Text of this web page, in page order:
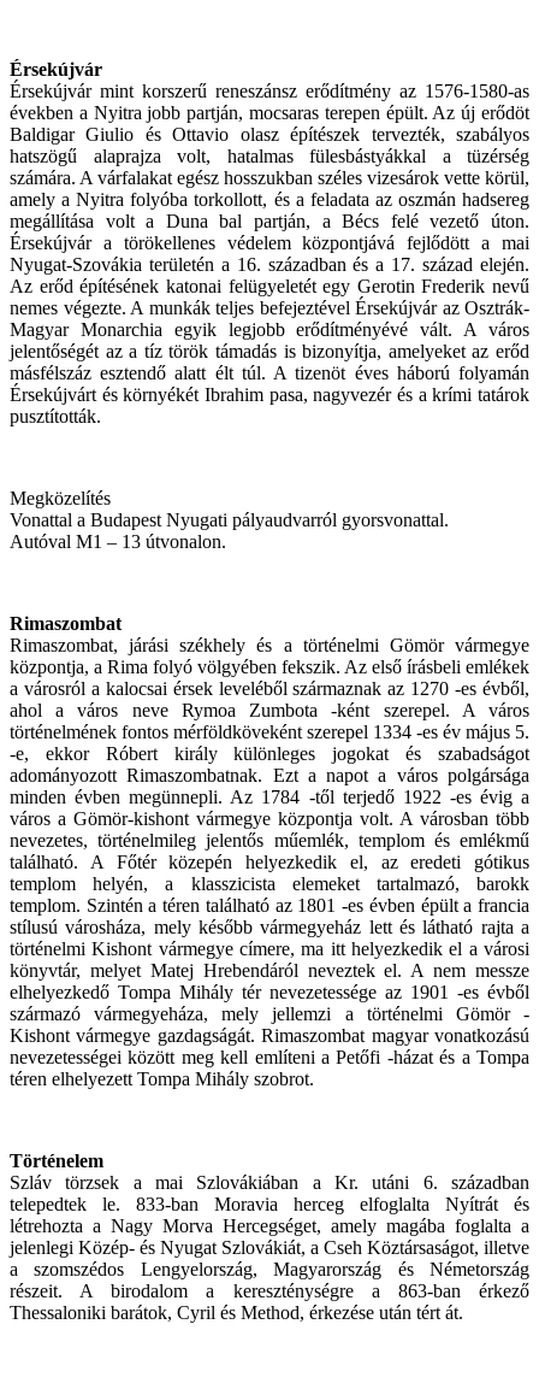
Érsekújvár
Érsekújvár mint korszerű reneszánsz erődítmény az 1576-1580-as
években a Nyitra jobb partján, mocsaras terepen épült. Az új erődöt
Baldigar Giulio és Ottavio olasz építészek tervezték, szabályos
hatszögű alaprajza volt, hatalmas fülesbástyákkal a tüzérség
számára. A várfalakat egész hosszukban széles vizesárok vette körül,
amely a Nyitra folyóba torkollott, és a feladata az oszmán hadsereg
megállítása volt a Duna bal partján, a Bécs felé vezető úton.
Érsekújvár a törökellenes védelem központjává fejlődött a mai
Nyugat-Szovákia területén a 16. században és a 17. század elején.
Az erőd építésének katonai felügyeletét egy Gerotin Frederik nevű
nemes végezte. A munkák teljes befejeztével Érsekújvár az Osztrák-
Magyar Monarchia egyik legjobb erődítményévé vált. A város
jelentőségét az a tíz török támadás is bizonyítja, amelyeket az erőd
másfélszáz esztendő alatt élt túl. A tizenöt éves háború folyamán
Érsekújvárt és környékét Ibrahim pasa, nagyvezér és a krími tatárok
pusztították.
Megközelítés
Vonattal a Budapest Nyugati pályaudvarról gyorsvonattal.
Autóval M1 – 13 útvonalon.
Rimaszombat
Rimaszombat, járási székhely és a történelmi Gömör vármegye
központja, a Rima folyó völgyében fekszik. Az első írásbeli emlékek
a városról a kalocsai érsek leveléből származnak az 1270 -es évből,
ahol a város neve Rymoa Zumbota -ként szerepel. A város
történelmének fontos mérföldköveként szerepel 1334 -es év május 5.
-e, ekkor Róbert király különleges jogokat és szabadságot
adományozott Rimaszombatnak. Ezt a napot a város polgársága
minden évben megünnepli. Az 1784 -től terjedő 1922 -es évig a
város a Gömör-kishont vármegye központja volt. A városban több
nevezetes, történelmileg jelentős műemlék, templom és emlékmű
található. A Főtér közepén helyezkedik el, az eredeti gótikus
templom helyén, a klasszicista elemeket tartalmazó, barokk
templom. Szintén a téren található az 1801 -es évben épült a francia
stílusú városháza, mely később vármegyeház lett és látható rajta a
történelmi Kishont vármegye címere, ma itt helyezkedik el a városi
könyvtár, melyet Matej Hrebendáról neveztek el. A nem messze
elhelyezkedő Tompa Mihály tér nevezetessége az 1901 -es évből
származó vármegyeháza, mely jellemzi a történelmi Gömör -
Kishont vármegye gazdagságát. Rimaszombat magyar vonatkozású
nevezetességei között meg kell említeni a Petőfi -házat és a Tompa
téren elhelyezett Tompa Mihály szobrot.
Történelem
Szláv törzsek a mai Szlovákiában a Kr. utáni 6. században
telepedtek le. 833-ban Moravia herceg elfoglalta Nyítrát és
létrehozta a Nagy Morva Hercegséget, amely magába foglalta a
jelenlegi Közép- és Nyugat Szlovákiát, a Cseh Köztársaságot, illetve
a szomszédos Lengyelország, Magyarország és Németország
részeit. A birodalom a kereszténységre a 863-ban érkező
Thessaloniki barátok, Cyril és Method, érkezése után tért át.